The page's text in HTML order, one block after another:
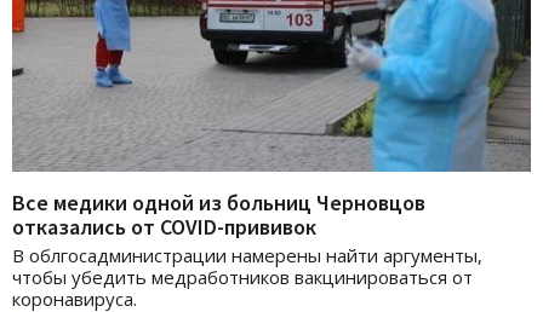
Все медики одной из больниц Черновцов
отказались от COVID-прививок
В облгосадминистрации намерены найти аргументы,
чтобы убедить медработников вакцинироваться от
коронавируса.